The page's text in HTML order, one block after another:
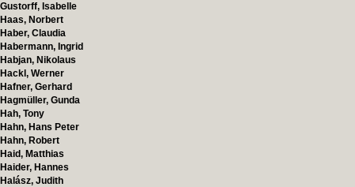
Gustorff, Isabelle
Haas, Norbert
Haber, Claudia
Habermann, Ingrid
Habjan, Nikolaus
Hackl, Werner
Hafner, Gerhard
Hagmüller, Gunda
Hah, Tony
Hahn, Hans Peter
Hahn, Robert
Haid, Matthias
Haider, Hannes
Halász, Judith